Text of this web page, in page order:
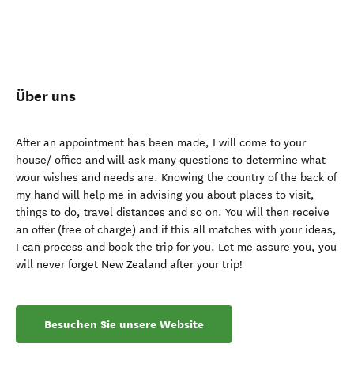
Über uns
After an appointment has been made, I will come to your
house/ office and will ask many questions to determine what
wour wishes and needs are. Knowing the country of the back of
my hand will help me in advising you about places to visit,
things to do, travel distances and so on. You will then receive
an offer (free of charge) and if this all matches with your ideas,
I can process and book the trip for you. Let me assure you, you
will never forget New Zealand after your trip!
Besuchen Sie unsere Website